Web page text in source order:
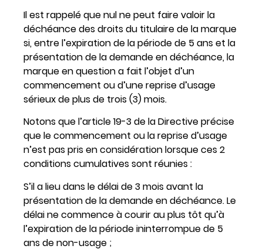
Il est rappelé que nul ne peut faire valoir la
déchéance des droits du titulaire de la marque
si, entre l’expiration de la période de 5 ans et la
présentation de la demande en déchéance, la
marque en question a fait l’objet d’un
commencement ou d’une reprise d’usage
sérieux de plus de trois (3) mois.
Notons que l’article 19-3 de la Directive précise
que le commencement ou la reprise d’usage
n’est pas pris en considération lorsque ces 2
conditions cumulatives sont réunies :
S’il a lieu dans le délai de 3 mois avant la
présentation de la demande en déchéance. Le
délai ne commence à courir au plus tôt qu’à
l’expiration de la période ininterrompue de 5
ans de non-usage ;